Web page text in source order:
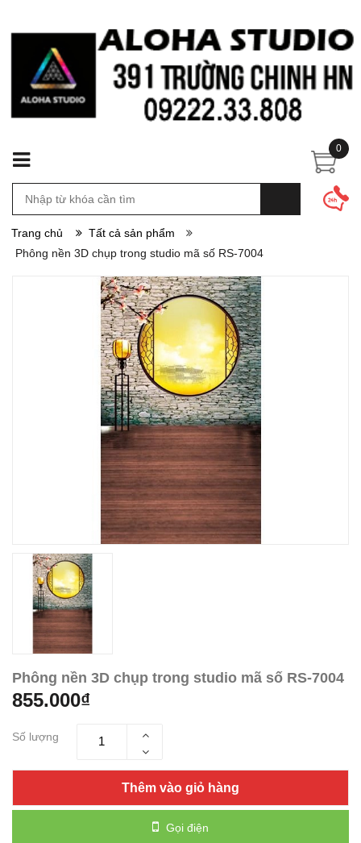
0
Trang chủ
Tất cả sản phẩm
Phông nền 3D chụp trong studio mã số RS-7004
Phông nền 3D chụp trong studio mã số RS-7004
855.000₫
Số lượng
Thêm vào giỏ hàng
Gọi điện